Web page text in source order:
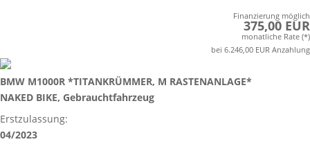
Finanzierung möglich
375,00 EUR
monatliche Rate (*)
bei 6.246,00 EUR Anzahlung
BMW M1000R *TITANKRÜMMER, M RASTENANLAGE*
NAKED BIKE, Gebrauchtfahrzeug
Erstzulassung:
04/2023